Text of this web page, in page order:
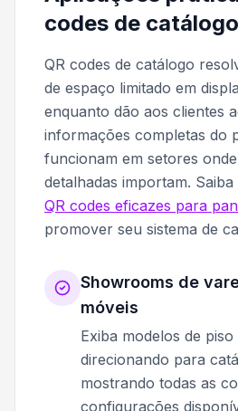
codes de catálogo
QR codes de catálogo
de espaço limitado em
enquanto dão aos clientes
informações completas do
funcionam em setores
detalhadas importam.
QR codes eficazes para
promover seu sistema de
Showrooms de
móveis
Exiba modelos de
direcionando para
mostrando todas as
configurações